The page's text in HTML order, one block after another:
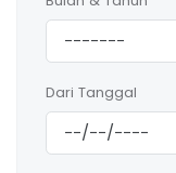
Dari Tanggal